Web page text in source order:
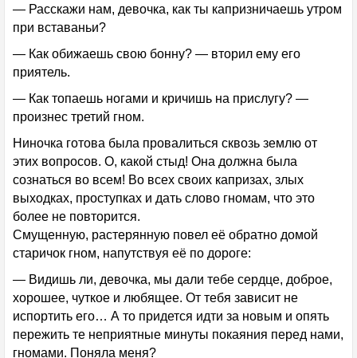
— Расскажи нам, девочка, как ты капризничаешь утром
при вставаньи?
— Как обижаешь свою бонну? — вторил ему его
приятель.
— Как топаешь ногами и кричишь на прислугу? —
произнес третий гном.
Ниночка готова была провалиться сквозь землю от
этих вопросов. О, какой стыд! Она должна была
сознаться во всем! Во всех своих капризах, злых
выходках, проступках и дать слово гномам, что это
более не повторится.
Смущенную, растерянную повел её обратно домой
старичок гном, напутствуя её по дороге:
— Видишь ли, девочка, мы дали тебе сердце, доброе,
хорошее, чуткое и любящее. От тебя зависит не
испортить его… А то придется идти за новым и опять
пережить те неприятные минуты покаяния перед нами,
гномами. Поняла меня?